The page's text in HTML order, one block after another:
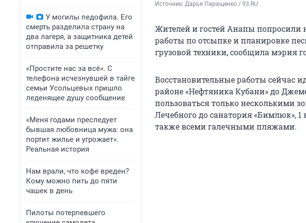
У могилы педофила. Его
смерть разделила страну на
два лагеря, а защитника детей
отправила за решетку
«Простите нас за всё». С
телефона исчезнувшей в тайге
семьи Усольцевых пришло
леденящее душу сообщение
«Меня годами преследует
бывшая любовница мужа: она
портит жилье и угрожает».
Реальная история
Нам врали, что кофе вреден?
Кому можно пить до пяти
чашек в день
Пилоты потерпевшего
Источник: Дарья Паращенко / 93.RU
Жителей и гостей Анапы попросили
работы по отсыпке и планировке
грузовой техники, сообщила мэрия
Восстановительные работы сейчас
районе «Нефтяника Кубани» до
пользоваться только несколькими
Лечебного до санатория «Бимлюк»,
также всеми галечными пляжами.